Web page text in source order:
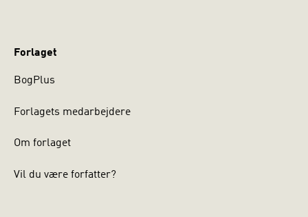
Forlaget
BogPlus
Forlagets medarbejdere
Om forlaget
Vil du være forfatter?